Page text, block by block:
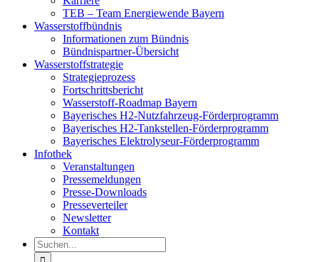
TEB – Team Energiewende Bayern
Wasserstoffbündnis
Informationen zum Bündnis
Bündnispartner-Übersicht
Wasserstoffstrategie
Strategieprozess
Fortschrittsbericht
Wasserstoff-Roadmap Bayern
Bayerisches H2-Nutzfahrzeug-Förderprogramm
Bayerisches H2-Tankstellen-Förderprogramm
Bayerisches Elektrolyseur-Förderprogramm
Infothek
Veranstaltungen
Pressemeldungen
Presse-Downloads
Presseverteiler
Newsletter
Kontakt
Suche
nach: